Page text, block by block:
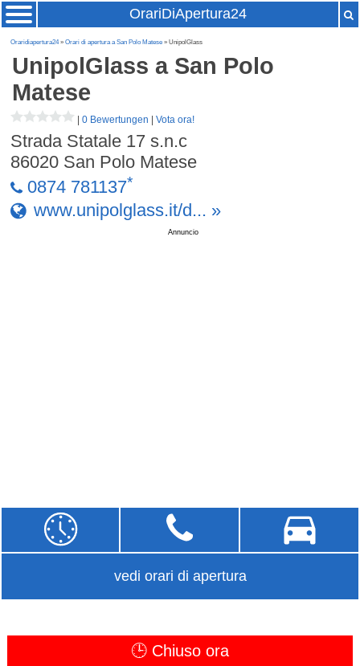
OrariDiApertura24
Oraridiapertura24»Orari di apertura a San Polo Matese » UnipolGlass
UnipolGlass a San Polo
Matese
|0 Bewertungen |Vota ora!
Strada Statale 17 s.n.c
86020 San Polo Matese
0874 781137*
www.unipolglass.it/d... »
Annuncio
vedi orari di apertura
🕒 Chiuso ora